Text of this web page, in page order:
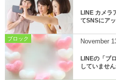
LINE カメラ
てSNSにア
ブロック November
LINEの「ブ
していませ